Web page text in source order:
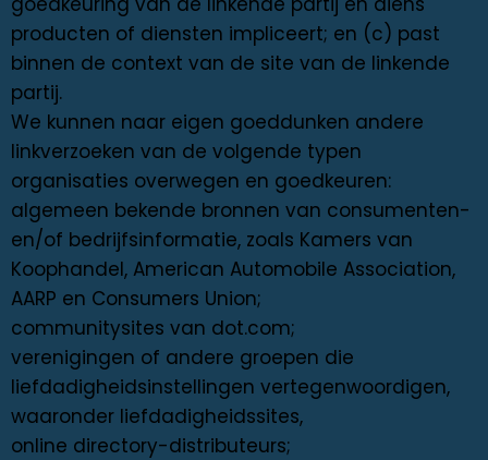
producten of diensten impliceert; en (c) past
binnen de context van de site van de linkende
partij.
We kunnen naar eigen goeddunken andere
linkverzoeken van de volgende typen
organisaties overwegen en goedkeuren:
algemeen bekende bronnen van consumenten-
en/of bedrijfsinformatie, zoals Kamers van
Koophandel, American Automobile Association,
AARP en Consumers Union;
communitysites van dot.com;
verenigingen of andere groepen die
liefdadigheidsinstellingen vertegenwoordigen,
waaronder liefdadigheidssites,
online directory-distributeurs;